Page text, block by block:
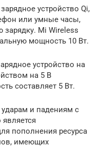
устройство Qi,
или умные часы,
Mi Wireless
мощность 10 Вт.
устройство на
на 5 В
составляет 5 Вт.
и падениям с
пополнения ресурса
имеющих